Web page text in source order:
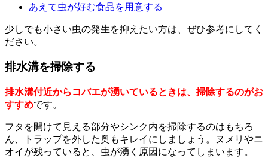
あえて虫が好む食品を用意する
少しでも小さい虫の発生を抑えたい方は、ぜひ参考にしてく
ださい。
排水溝を掃除する
排水溝付近からコバエが湧いているときは、掃除するのがお
すすめです。
フタを開けて見える部分やシンク内を掃除するのはもちろ
ん、トラップを外した奥もキレイにしましょう。ヌメリやニ
オイが残っていると、虫が湧く原因になってしまいます。